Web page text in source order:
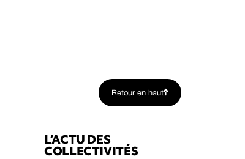
Retour en haut
L’ACTU DES
COLLECTIVITÉS